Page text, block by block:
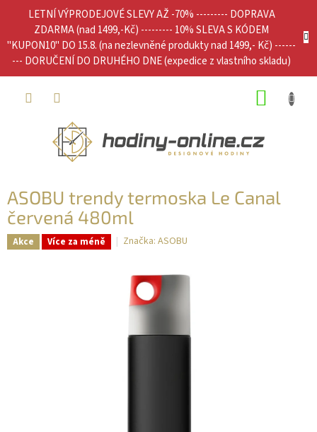
LETNÍ VÝPRODEJOVÉ SLEVY AŽ -70% --------- DOPRAVA
ZDARMA (nad 1499,-Kč) --------- 10% SLEVA S KÓDEM
"KUPON10" DO 15.8. (na nezlevněné produkty nad 1499,- Kč) ------
--- DORUČENÍ DO DRUHÉHO DNE (expedice z vlastního skladu)
ASOBU trendy termoska Le Canal
červená 480ml
Akce Více za méně Značka: ASOBU